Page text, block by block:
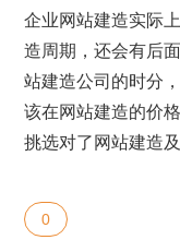
企业网站建造实际
造周期，还会有后
站建造公司的时分
该在网站建造的价
挑选对了网站建造
0